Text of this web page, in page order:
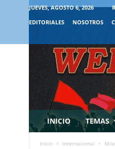
JUEVES, AGOSTO 6, 2026
EDITORIALES
NOSOTROS
INICIO TEMAS
Inicio Internacional